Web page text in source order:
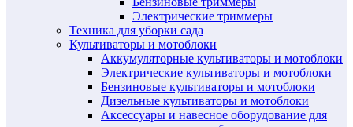
Электрические триммеры
Техника для уборки сада
Культиваторы и мотоблоки
Аккумуляторные культиваторы и мотоблоки
Электрические культиваторы и мотоблоки
Бензиновые культиваторы и мотоблоки
Дизельные культиваторы и мотоблоки
Аксессуары и навесное оборудование для